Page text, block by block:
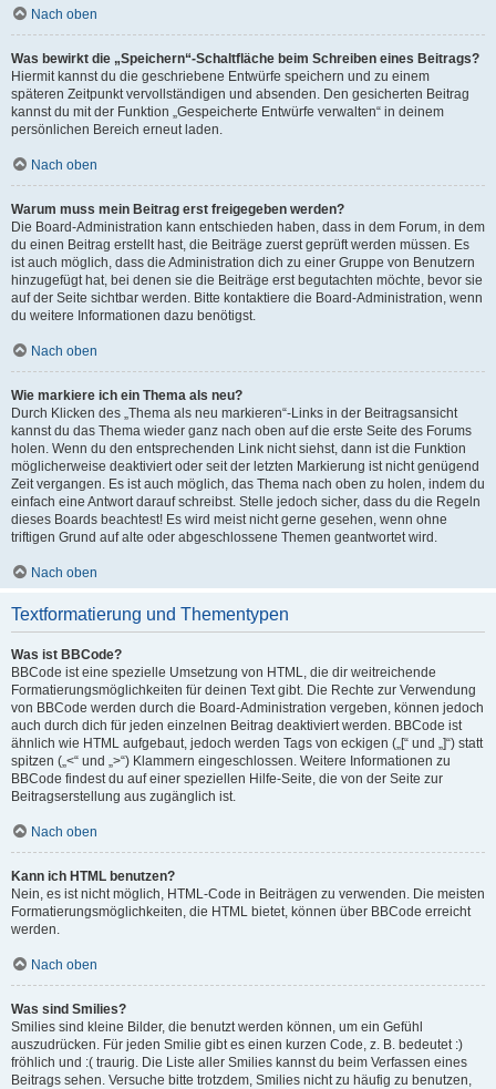
Nach oben
Was bewirkt die „Speichern“-Schaltfläche beim Schreiben eines Beitrags?
Hiermit kannst du die geschriebene Entwürfe speichern und zu einem
späteren Zeitpunkt vervollständigen und absenden. Den gesicherten Beitrag
kannst du mit der Funktion „Gespeicherte Entwürfe verwalten“ in deinem
persönlichen Bereich erneut laden.
Nach oben
Warum muss mein Beitrag erst freigegeben werden?
Die Board-Administration kann entschieden haben, dass in dem Forum, in dem
du einen Beitrag erstellt hast, die Beiträge zuerst geprüft werden müssen. Es
ist auch möglich, dass die Administration dich zu einer Gruppe von Benutzern
hinzugefügt hat, bei denen sie die Beiträge erst begutachten möchte, bevor sie
auf der Seite sichtbar werden. Bitte kontaktiere die Board-Administration, wenn
du weitere Informationen dazu benötigst.
Nach oben
Wie markiere ich ein Thema als neu?
Durch Klicken des „Thema als neu markieren“-Links in der Beitragsansicht
kannst du das Thema wieder ganz nach oben auf die erste Seite des Forums
holen. Wenn du den entsprechenden Link nicht siehst, dann ist die Funktion
möglicherweise deaktiviert oder seit der letzten Markierung ist nicht genügend
Zeit vergangen. Es ist auch möglich, das Thema nach oben zu holen, indem du
einfach eine Antwort darauf schreibst. Stelle jedoch sicher, dass du die Regeln
dieses Boards beachtest! Es wird meist nicht gerne gesehen, wenn ohne
triftigen Grund auf alte oder abgeschlossene Themen geantwortet wird.
Nach oben
Textformatierung und Thementypen
Was ist BBCode?
BBCode ist eine spezielle Umsetzung von HTML, die dir weitreichende
Formatierungsmöglichkeiten für deinen Text gibt. Die Rechte zur Verwendung
von BBCode werden durch die Board-Administration vergeben, können jedoch
auch durch dich für jeden einzelnen Beitrag deaktiviert werden. BBCode ist
ähnlich wie HTML aufgebaut, jedoch werden Tags von eckigen („[“ und „]“) statt
spitzen („<“ und „>“) Klammern eingeschlossen. Weitere Informationen zu
BBCode findest du auf einer speziellen Hilfe-Seite, die von der Seite zur
Beitragserstellung aus zugänglich ist.
Nach oben
Kann ich HTML benutzen?
Nein, es ist nicht möglich, HTML-Code in Beiträgen zu verwenden. Die meisten
Formatierungsmöglichkeiten, die HTML bietet, können über BBCode erreicht
werden.
Nach oben
Was sind Smilies?
Smilies sind kleine Bilder, die benutzt werden können, um ein Gefühl
auszudrücken. Für jeden Smilie gibt es einen kurzen Code, z. B. bedeutet :)
fröhlich und :( traurig. Die Liste aller Smilies kannst du beim Verfassen eines
Beitrags sehen. Versuche bitte trotzdem, Smilies nicht zu häufig zu benutzen,